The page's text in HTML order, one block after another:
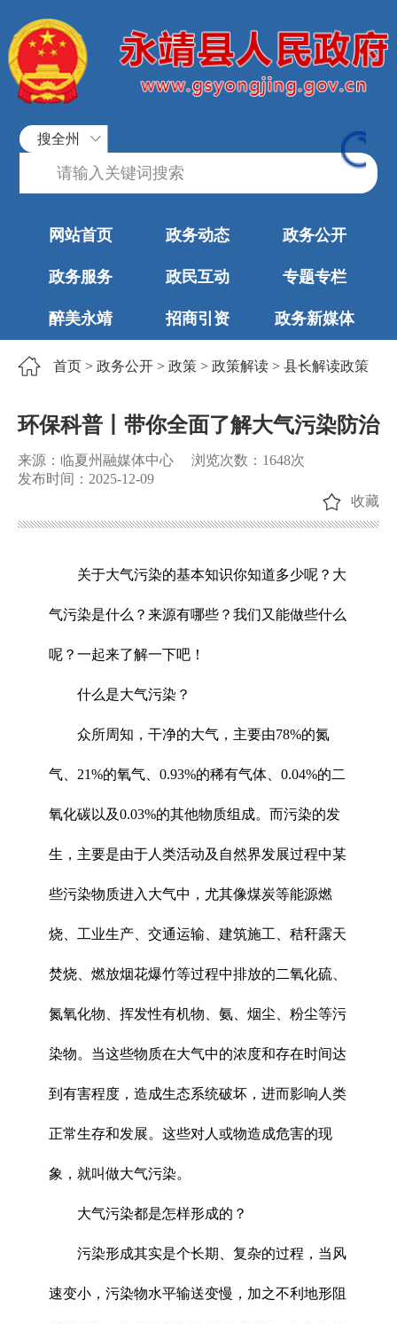
搜全州
网站首页 政务动态 政务公开
政务服务 政民互动 专题专栏
醉美永靖 招商引资 政务新媒体
首页 > 政务公开 > 政策 > 政策解读 > 县长解读政策
环保科普丨带你全面了解大气污染防治
来源：临夏州融媒体中心 浏览次数： 1648次
发布时间：2025-12-09
收藏
关于大气污染的基本知识你知道多少呢？大
气污染是什么？来源有哪些？我们又能做些什么
呢？一起来了解一下吧！
什么是大气污染？
众所周知，干净的大气，主要由78%的氮
气、21%的氧气、0.93%的稀有气体、0.04%的二
氧化碳以及0.03%的其他物质组成。而污染的发
生，主要是由于人类活动及自然界发展过程中某
些污染物质进入大气中，尤其像煤炭等能源燃
烧、工业生产、交通运输、建筑施工、秸秆露天
焚烧、燃放烟花爆竹等过程中排放的二氧化硫、
氮氧化物、挥发性有机物、氨、烟尘、粉尘等污
染物。当这些物质在大气中的浓度和存在时间达
到有害程度，造成生态系统破坏，进而影响人类
正常生存和发展。这些对人或物造成危害的现
象，就叫做大气污染。
大气污染都是怎样形成的？
污染形成其实是个长期、复杂的过程，当风
速变小，污染物水平输送变慢，加之不利地形阻